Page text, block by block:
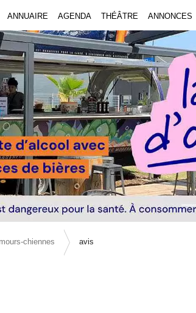
ANNUAIRE AGENDA THÉÂTRE ANNONCES
chiennes avis